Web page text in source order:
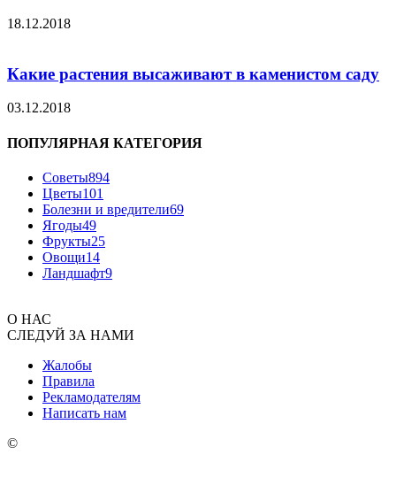
18.12.2018
Какие растения высаживают в каменистом саду
03.12.2018
ПОПУЛЯРНАЯ КАТЕГОРИЯ
Советы894
Цветы101
Болезни и вредители69
Ягоды49
Фрукты25
Овощи14
Ландшафт9
О НАС
СЛЕДУЙ ЗА НАМИ
Жалобы
Правила
Рекламодателям
Написать нам
©